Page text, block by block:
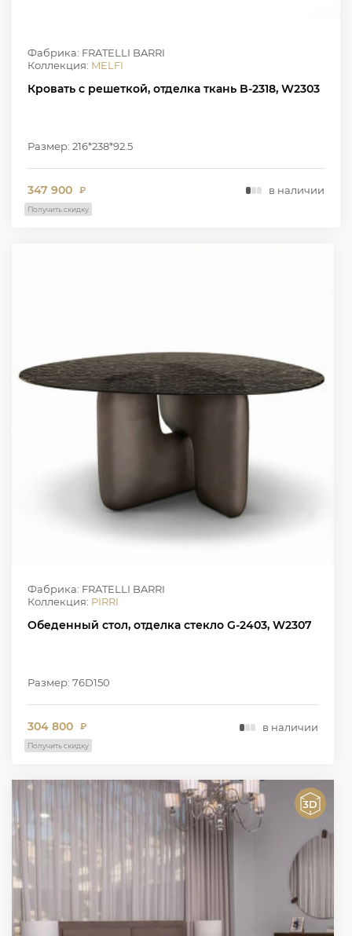
Фабрика: FRATELLI BARRI
Коллекция: MELFI
Кровать с решеткой, отделка ткань B-2318, W2303
Размер: 216*238*92.5
347 900 ₽ в наличии
Получить скидку
Фабрика: FRATELLI BARRI
Коллекция: PIRRI
Обеденный стол, отделка стекло G-2403, W2307
Размер: 76D150
304 800 ₽ в наличии
Получить скидку